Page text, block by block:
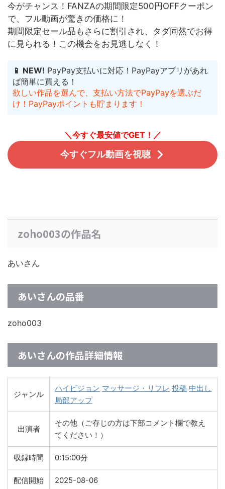
今がチャンス！FANZAの期間限定500円OFFクーポン
で、フル動画が驚きの価格に！
期間限定セール品もさらに割引され、タダ同然でお得
に見られる！ この機会をお見逃しなく！
📱 NEW! PayPay支払いに対応！PayPayアプリがあれ
ば簡単に買える！
欲しい作品を選んで、支払い方法でPayPayを選ぶだ
け！PayPayポイントも貯まります！
＼今すぐ最安値でGET！／
今すぐフル動画を視聴
zoho003の作品名
あいさん
あいさんの品番
zoho003
あいさんの作品詳細情報
ジャンル
ハイビジョン マッサージ・リフレ 投稿 中出し
局部アップ
出演者
その他（ご存じの方は下部コメント欄で教え
てください！）
収録時間 0:15:00分
配信開始
2025-08-06